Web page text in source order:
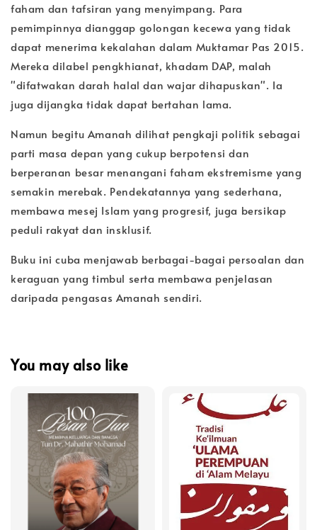
faham dan tafsiran yang menyimpang. Para
pemimpinnya dianggap golongan kecewa yang tidak
dapat menerima kekalahan dalam Muktamar Pas 2015.
Mereka dilabel pengkhianat, khadam DAP, malah
"difatwakan darah halal dan wajar dihapuskan". Ia
juga dijangka tidak dapat bertahan lama.
Namun begitu Amanah dilihat pengkaji politik sebagai
parti masa depan yang cukup berpotensi dan
berperanan besar menangani faham ekstremisme yang
semakin merebak. Pendekatannya yang sederhana,
membawa mesej Islam yang progresif, juga bersikap
peduli rakyat dan insklusif.
Buku ini cuba menjawab berbagai-bagai persoalan dan
keraguan yang timbul serta membawa penjelasan
daripada pengasas Amanah sendiri.
You may also like